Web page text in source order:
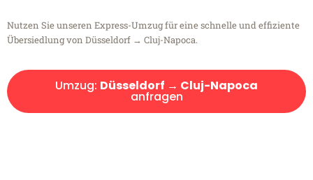
Nutzen Sie unseren Express-Umzug für eine schnelle und effiziente
Übersiedlung von Düsseldorf → Cluj-Napoca.
Umzug: Düsseldorf → Cluj-Napoca
anfragen